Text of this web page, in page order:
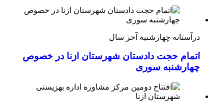
درآستانه چهارشنبه آخر سال
اتمام حجت دادستان شهرستان ازنا در خصوص
چهارشنبه ‌سوری